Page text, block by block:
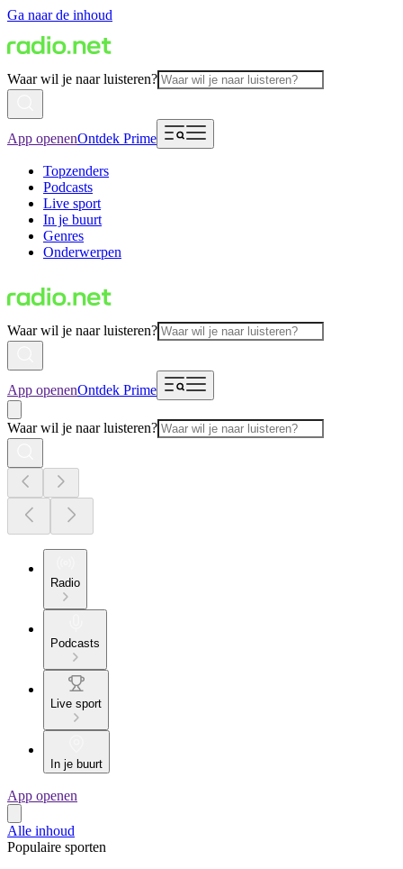
Ga naar de inhoud
Waar wil je naar luisteren?
App openenOntdek Prime
Topzenders
Podcasts
Live sport
In je buurt
Genres
Onderwerpen
Waar wil je naar luisteren?
App openenOntdek Prime
Waar wil je naar luisteren?
Radio
Podcasts
Live sport
In je buurt
App openen
Alle inhoud
Populaire sporten